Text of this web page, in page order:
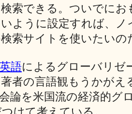
索できる。ついでにお
ように設定すれば、ノ
索サイトを使いたいの
英語によるグローバリゼ
者の言語観もうかがえ
論を米国流の経済的グ